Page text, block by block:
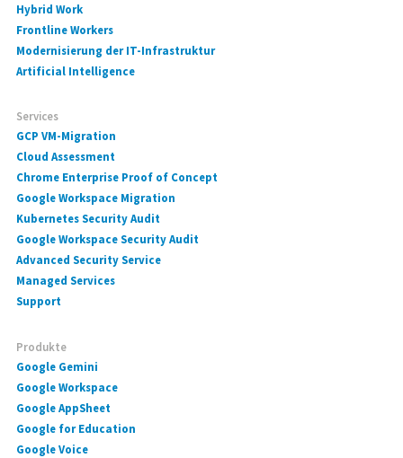
Hybrid Work
Frontline Workers
Modernisierung der IT-Infrastruktur
Artificial Intelligence
Services
GCP VM-Migration
Cloud Assessment
Chrome Enterprise Proof of Concept
Google Workspace Migration
Kubernetes Security Audit
Google Workspace Security Audit
Advanced Security Service
Managed Services
Support
Produkte
Google Gemini
Google Workspace
Google AppSheet
Google for Education
Google Voice